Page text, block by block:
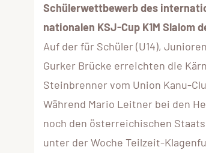
Schülerwettbewerb des
nationalen KSJ-Cup K1M Slalom
Auf der für Schüler (U14),
Gurker Brücke erreichten die
Steinbrenner vom Union Kanu-
Während Mario Leitner bei den
noch den österreichischen
unter der Woche Teilzeit-